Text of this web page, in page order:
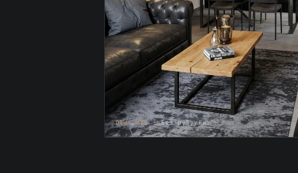
Old Loft· Без рубрики